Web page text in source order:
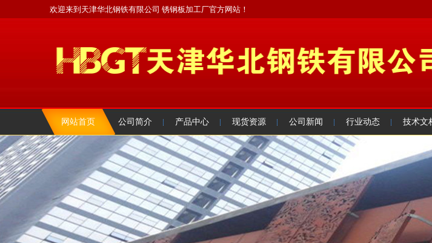
欢迎来到天津华北钢铁有限公司 锈钢板加工厂官方网站！
网站首页 公司简介 产品中心 现货资源 公司新闻 行业动态 技术文